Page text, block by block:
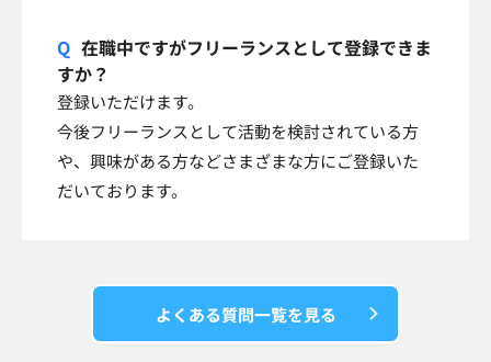
在職中ですがフリーランスとして登録できま
すか？
登録いただけます。
今後フリーランスとして活動を検討されている方
や、興味がある方などさまざまな方にご登録いた
だいております。
よくある質問一覧を見る